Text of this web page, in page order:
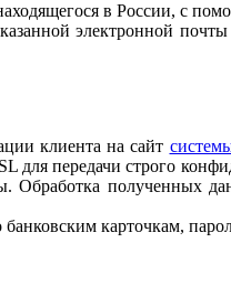
в России, с
электронной
клиента на сайт
для передачи строго
полученных
карточкам,